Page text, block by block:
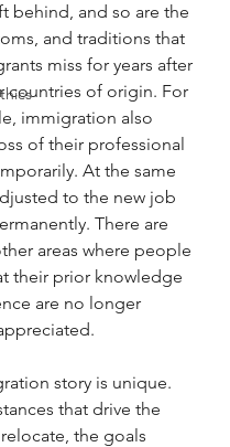
behind, and so are the
and traditions that
miss for years after
countries of origin. For
immigration also
of their professional
At the same
to the new job
There are
areas where people
their prior knowledge
are no longer
story is unique.
that drive the
the goals